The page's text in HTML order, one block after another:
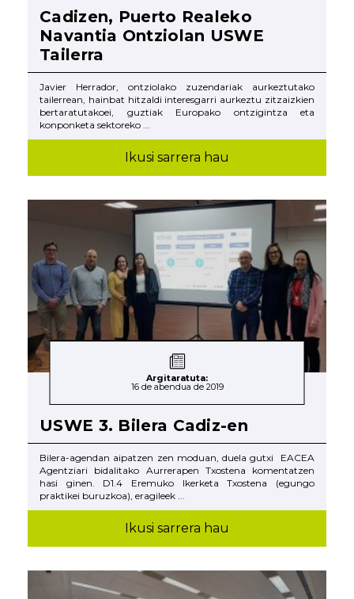
Cadizen, Puerto Realeko
Navantia Ontziolan USWE
Tailerra
Javier Herrador, ontziolako zuzendariak aurkeztutako
tailerrean, hainbat hitzaldi interesgarri aurkeztu zitzaizkien
bertaratutakoei, guztiak Europako ontzigintza eta
konponketa sektoreko ...
Ikusi sarrera hau
Argitaratuta:
16 de abendua de 2019
USWE 3. Bilera Cadiz-en
Bilera-agendan aipatzen zen moduan, duela gutxi EACEA
Agentziari bidalitako Aurrerapen Txostena komentatzen
hasi ginen. D1.4 Eremuko Ikerketa Txostena (egungo
praktikei buruzkoa), eragileek ...
Ikusi sarrera hau